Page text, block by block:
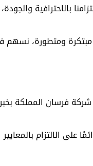
بالاحترافية
ومتطورة، نسهم
فرسان المملكة
على الالتزام